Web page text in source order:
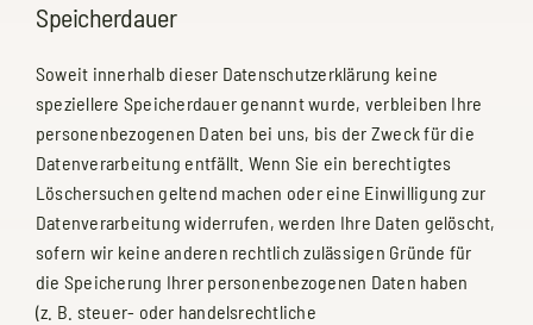
Speicherdauer
Soweit innerhalb dieser Datenschutzerklärung keine
speziellere Speicherdauer genannt wurde, verbleiben Ihre
personenbezogenen Daten bei uns, bis der Zweck für die
Datenverarbeitung entfällt. Wenn Sie ein berechtigtes
Löschersuchen geltend machen oder eine Einwilligung zur
Datenverarbeitung widerrufen, werden Ihre Daten gelöscht,
sofern wir keine anderen rechtlich zulässigen Gründe für
die Speicherung Ihrer personenbezogenen Daten haben
(z. B. steuer- oder handelsrechtliche